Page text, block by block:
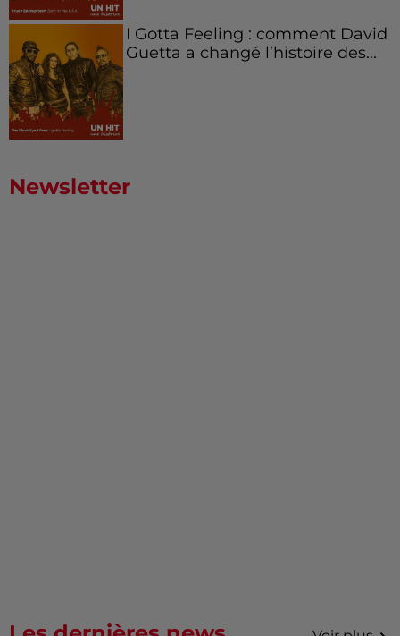
I Gotta Feeling : comment David
Guetta a changé l’histoire des...
Newsletter